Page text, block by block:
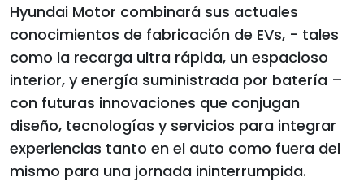
Hyundai Motor combinará sus actuales
conocimientos de fabricación de EVs, - tales
como la recarga ultra rápida, un espacioso
interior, y energía suministrada por batería –
con futuras innovaciones que conjugan
diseño, tecnologías y servicios para integrar
experiencias tanto en el auto como fuera del
mismo para una jornada ininterrumpida.